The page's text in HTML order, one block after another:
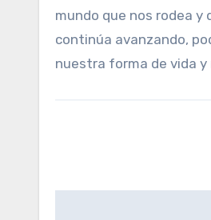
mundo que nos rodea
continúa avanzando,
nuestra forma de vida